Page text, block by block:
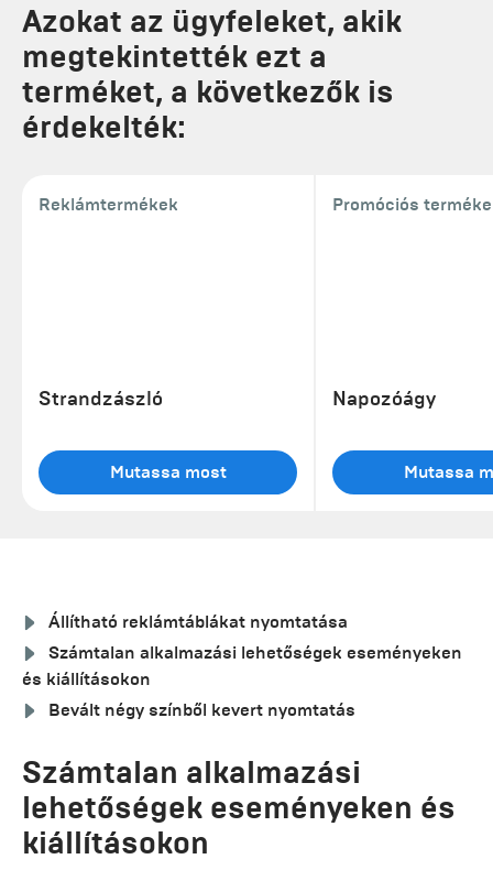
Azokat az ügyfeleket, akik
megtekintették ezt a
terméket, a következők is
érdekelték:
Reklámtermékek
Strandzászló
Mutassa most
Promóciós
Napozóágy
Mutassa
Állítható reklámtáblákat nyomtatása
Számtalan alkalmazási lehetőségek eseményeken
és kiállításokon
Bevált négy színből kevert nyomtatás
Számtalan alkalmazási
lehetőségek eseményeken és
kiállításokon